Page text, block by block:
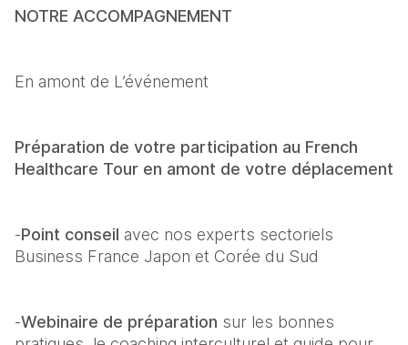
NOTRE ACCOMPAGNEMENT
En amont de L’événement
Préparation de votre participation au French
Healthcare Tour en amont de votre déplacement
-Point conseil avec nos experts sectoriels
Business France Japon et Corée du Sud
-Webinaire de préparation sur les bonnes